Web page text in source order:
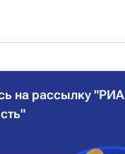
на рассылку "РИА